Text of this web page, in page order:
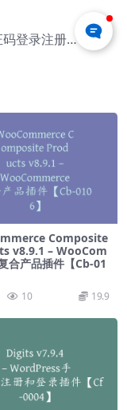
登录注册插
Composite
v8.9.1 – WooCom
合产品插件【Cb-01
10 19.9